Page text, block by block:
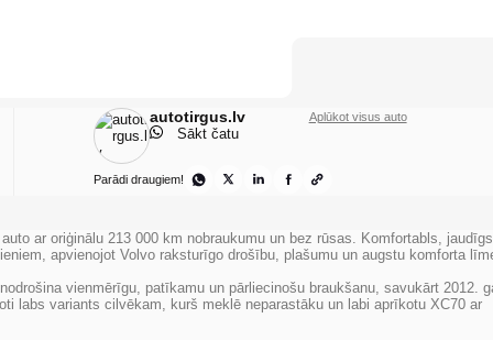
autotirgus.lv
Sākt čatu
Aplūkot visus auto
Parādi draugiem!
ar oriģinālu 213 000 km nobraukumu un bez rūsas. Komfortabls,
apvienojot Volvo raksturīgo drošību, plašumu un augstu komforta
vienmērīgu, patīkamu un pārliecinošu braukšanu, savukārt 2012.
labs variants cilvēkam, kurš meklē neparastāku un labi aprīkotu XC70 ar